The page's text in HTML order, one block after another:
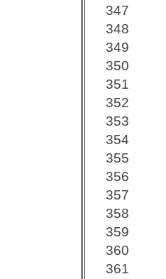
347
348
349
350
351
352
353
354
355
356
357
358
359
360
361